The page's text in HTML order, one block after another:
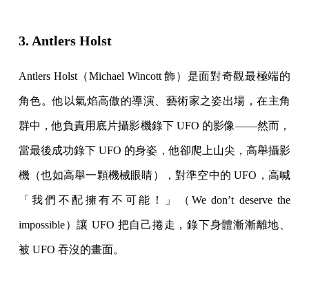
3. Antlers Holst
Antlers Holst（Michael Wincott 飾）是面對奇觀最極端的
角色。他以氣焰高傲的導演、藝術家之姿出場，在主角
群中，他負責用底片攝影機錄下 UFO 的影像——然而，
當最後成功錄下 UFO 的身姿，他卻爬上山尖，高舉攝影
機（也如高舉一顆機械眼睛），對準空中的 UFO，高喊
「我們不配擁有不可能！」（We don’t deserve the
impossible）讓 UFO 把自己捲走，錄下身體漸漸離地、
被 UFO 吞沒的畫面。